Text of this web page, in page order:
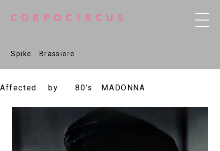
Spike Brassiere
Affected by 80’s MADONNA